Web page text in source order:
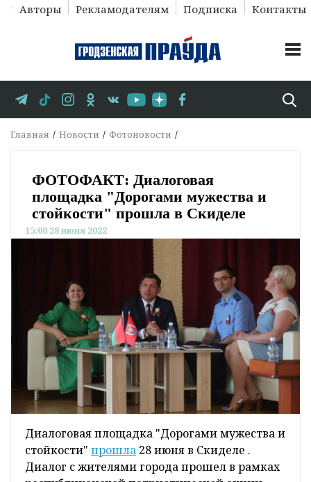
Авторы Рекламодателям Подписка Контакты
Главная Новости Фотоновости
ФОТОФАКТ: Диалоговая
площадка "Дорогами мужества и
стойкости" прошла в Скиделе
15:00 28 июня 2022
Диалоговая площадка "Дорогами мужества и
стойкости" прошла 28 июня в Скиделе .
Диалог с жителями города прошел в рамках